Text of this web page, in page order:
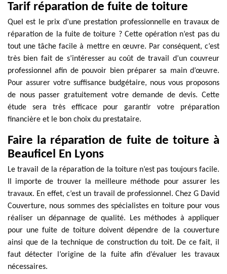
Tarif réparation de fuite de toiture
Quel est le prix d’une prestation professionnelle en travaux de
réparation de la fuite de toiture ? Cette opération n’est pas du
tout une tâche facile à mettre en œuvre. Par conséquent, c’est
très bien fait de s’intéresser au coût de travail d’un couvreur
professionnel afin de pouvoir bien préparer sa main d’œuvre.
Pour assurer votre suffisance budgétaire, nous vous proposons
de nous passer gratuitement votre demande de devis. Cette
étude sera très efficace pour garantir votre préparation
financière et le bon choix du prestataire.
Faire la réparation de fuite de toiture à
Beauficel En Lyons
Le travail de la réparation de la toiture n’est pas toujours facile.
Il importe de trouver la meilleure méthode pour assurer les
travaux. En effet, c’est un travail de professionnel. Chez G David
Couverture, nous sommes des spécialistes en toiture pour vous
réaliser un dépannage de qualité. Les méthodes à appliquer
pour une fuite de toiture doivent dépendre de la couverture
ainsi que de la technique de construction du toit. De ce fait, il
faut détecter l’origine de la fuite afin d’évaluer les travaux
nécessaires.